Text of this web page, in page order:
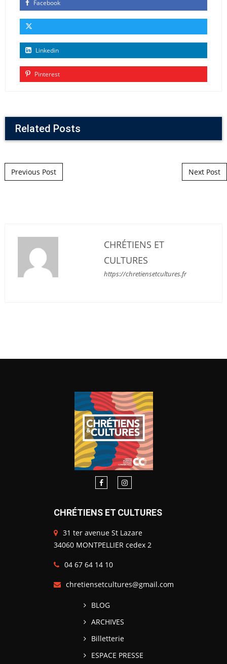
Facebook
Linkedin
Pinterest
Related Posts
Post navigation
Previous Post Next Post
CHRÉTIENS ET
CULTURES
https://chretiensetcultures.fr
CHRÉTIENS ET CULTURES
31 ter avenue St Lazare
34060 MONTPELLIER cedex 2
04 67 64 14 10
chretiensetcultures@gmail.com
BLOG
ARCHIVES
Billetterie
ESPACE PRESSE